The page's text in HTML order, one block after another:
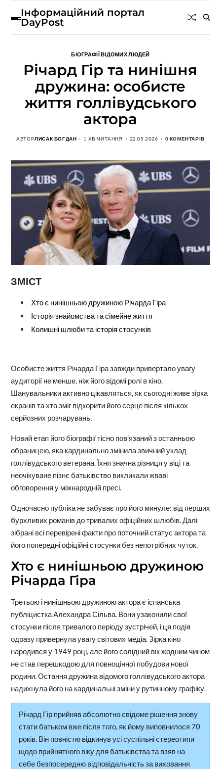
Інформаційний портал
DayPost
БІОГРАФІЇ ВІДОМИХ ЛЮДЕЙ
Річард Гір та нинішня
дружина: особисте
життя голлівудського
актора
АВТОРЛИСАК БОГДАН 1 ХВ ЧИТАННЯ 22.05.2026 0 КОМЕНТАРІВ
ЗМІСТ
Хто є нинішньою дружиною Річарда Гіра
Історія знайомства та сімейне життя
Колишні шлюби та історія стосунків
Особисте життя Річарда Гіра завжди привертало увагу
аудиторії не менше, ніж його відомі ролі в кіно.
Шанувальники активно цікавляться, як сьогодні живе зірка
екранів та хто зміг підкорити його серце після кількох
серйозних розчарувань.
Новий етап його біографії тісно пов’язаний з останньою
обраницею, яка кардинально змінила звичний уклад
голлівудського ветерана. Їхня значна різниця у віці та
неочікуване пізнє батьківство викликали жваві
обговорення у міжнародній пресі.
Одночасно публіка не забуває про його минуле: від перших
бурхливих романів до тривалих офіційних шлюбів. Далі
зібрані всі перевірені факти про поточний статус актора та
його попередні офіційні стосунки без непотрібних чуток.
Хто є нинішньою дружиною
Річарда Гіра
Третьою і нинішньою дружиною актора є іспанська
публіцистка Алехандра Сільва. Вони узаконили свої
стосунки після тривалого періоду зустрічей, і ця подія
одразу привернула увагу світових медіа. Зірка кіно
народився у 1949 році, але його солідний вік жодним чином
не став перешкодою для повноцінної побудови нової
родини. Остання дружина відомого голлівудського актора
надихнула його на кардинальні зміни у рутинному графіку.
Річард Гір прийняв абсолютно свідоме рішення знову
стати батьком вже після того, як йому виповнилося 70
років. Він повністю відкинув усі суспільні стереотипи
щодо прийнятного віку для батьківства та взяв на
себе безпосередню відповідальність за виховання